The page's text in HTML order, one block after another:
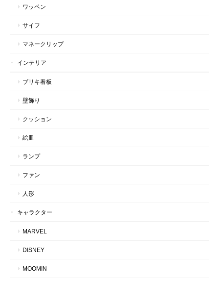
ワッペン
サイフ
マネークリップ
インテリア
ブリキ看板
壁飾り
クッション
絵皿
ランプ
ファン
人形
キャラクター
MARVEL
DISNEY
MOOMIN